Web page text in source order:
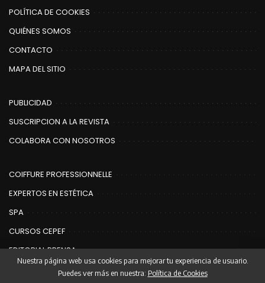
POLÍTICA DE COOKIES
QUIÉNES SOMOS
CONTACTO
MAPA DEL SITIO
PUBLICIDAD
SUSCRIPCION A LA REVISTA
COLABORA CON NOSOTROS
COIFFURE PROFESSIONNELLE
EXPERTOS EN ESTÉTICA
SPA
CURSOS CEPEF
EDITORIAL PRENSA
Nuestra página web usa cookies para mejorar tu experiencia de usuario.
Puedes ver más en nuestra: Política de Cookies